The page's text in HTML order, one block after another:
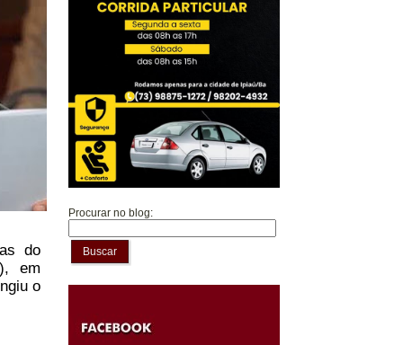
do
em
o
Procurar no blog:
Buscar